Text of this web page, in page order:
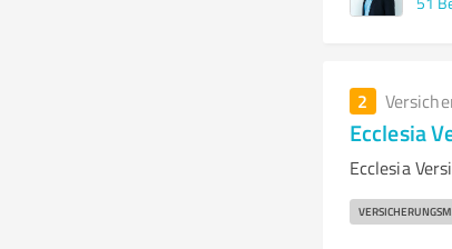
2
Ecclesia
Ecclesia